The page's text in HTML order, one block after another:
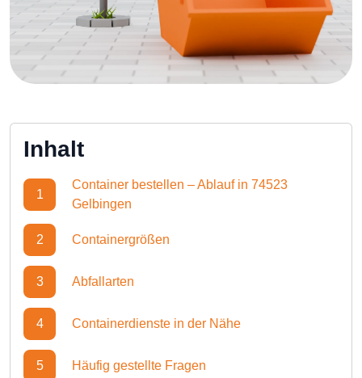
Inhalt
1
Container bestellen – Ablauf in 74523
Gelbingen
2 Containergrößen
3 Abfallarten
4 Containerdienste in der Nähe
5 Häufig gestellte Fragen